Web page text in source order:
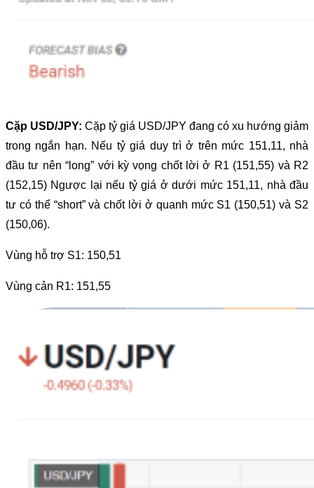
Cặp USD/JPY: Cặp tỷ giá USD/JPY đang có xu hướng giảm
trong ngắn hạn. Nếu tỷ giá duy trì ở trên mức 151,11, nhà
đầu tư nên “long” với kỳ vọng chốt lời ở R1 (151,55) và R2
(152,15) Ngược lại nếu tỷ giá ở dưới mức 151,11, nhà đầu
tư có thể “short” và chốt lời ở quanh mức S1 (150,51) và S2
(150,06).
Vùng hỗ trợ S1: 150,51
Vùng cản R1: 151,55